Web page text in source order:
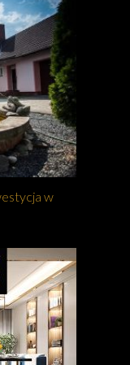
w